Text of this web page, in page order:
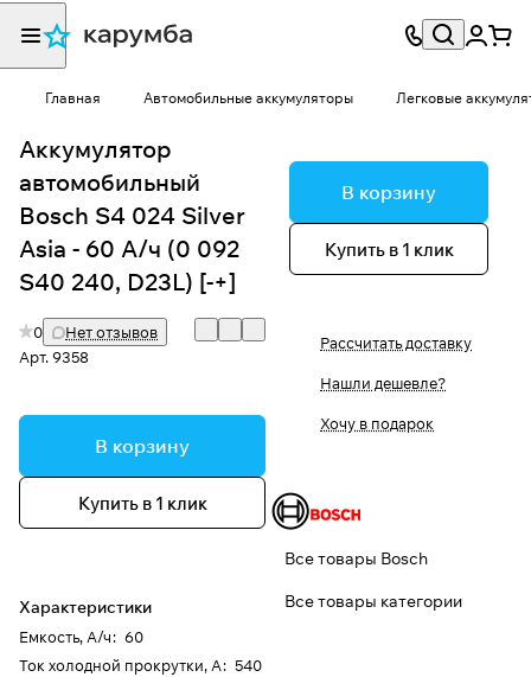
Главная Автомобильные аккумуляторы Легковые
Аккумулятор
автомобильный
Bosch S4 024 Silver
Asia - 60 А/ч (0 092
S40 240, D23L) [-+]
0
Нет отзывов
Арт.9358
В корзину
Купить в 1 клик
Характеристики
Емкость, А/ч: 60
Ток холодной прокрутки, А: 540
В корзину
Купить в 1 клик
Рассчитать доставку
Нашли дешевле?
Хочу в подарок
Все товары Bosch
Все товары категории